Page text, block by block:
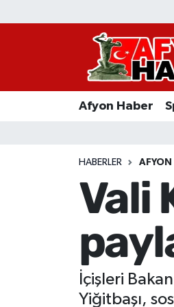
Afyon Haber
HABERLER AFYON
Vali
İçişleri
Yiğitbaşı,
Afyon Haber
Asayiş Yaşam
Sivil Toplum
Ekonomi